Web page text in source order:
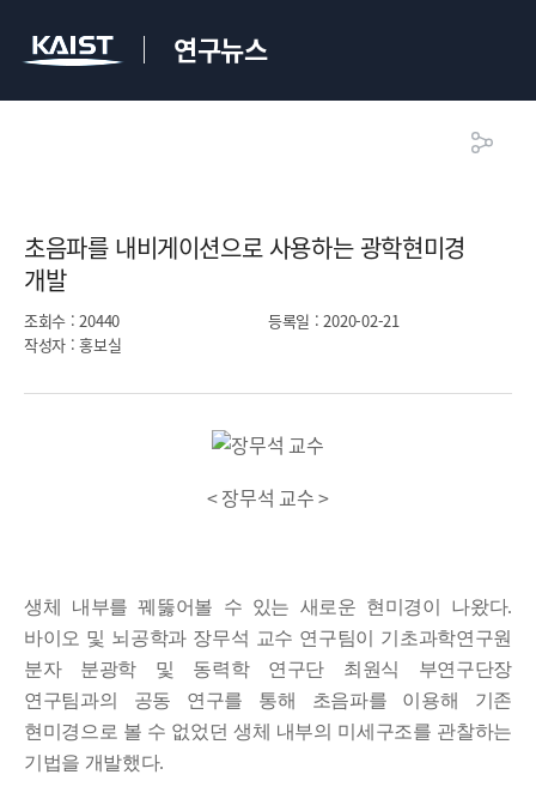
연구뉴스
초음파를 내비게이션으로 사용하는 광학현미경
개발​
조회수 : 20440 등록일 : 2020-02-21
작성자 : 홍보실
< 장무석 교수 >
생체 내부를 꿰뚫어볼 수 있는 새로운 현미경이 나왔다.
바이오 및 뇌 공학과 장무석 교수 연구팀이 기초과학연구원
분자 분광학 및 동력학 연구단 최원식 부연구단장
연구팀과의 공동 연구를 통해 초음파를 이용해 기존
현미경으로 볼 수 없었던 생체 내부의 미세구조를 관찰하는
기법을 개발했다.